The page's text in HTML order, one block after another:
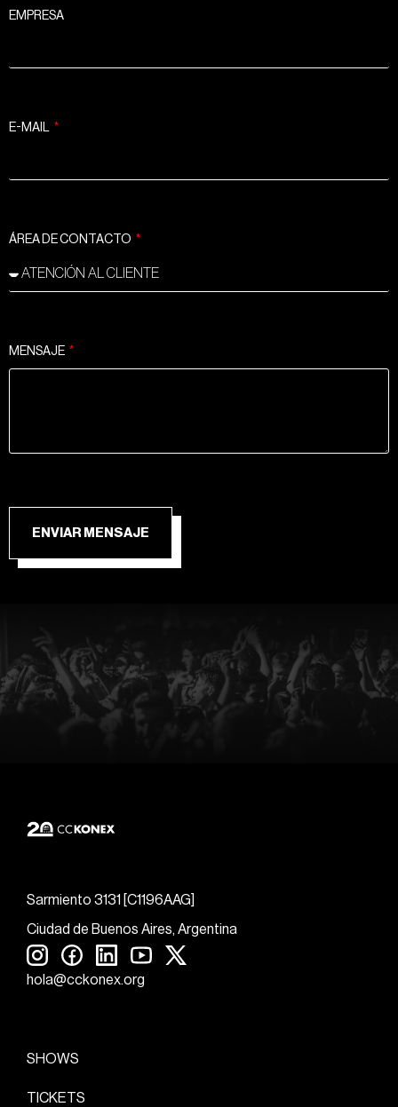
EMPRESA
E-MAIL
ÁREA DE CONTACTO
MENSAJE
ENVIAR MENSAJE
Sarmiento 3131 [C1196AAG]
Ciudad de Buenos Aires, Argentina
hola@cckonex.org
SHOWS
TICKETS